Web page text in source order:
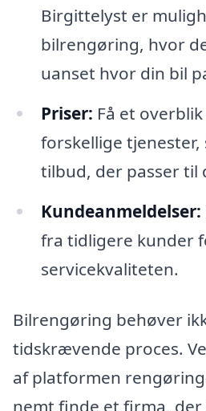
Birgittelyst er
bilrengøring, hvor
uanset hvor din bil
Priser: Få et
forskellige
tilbud, der passer til
Kundeanmeldelser:
fra tidligere kunder
servicekvaliteten.
Bilrengøring behøver
tidskrævende proces.
af platformen